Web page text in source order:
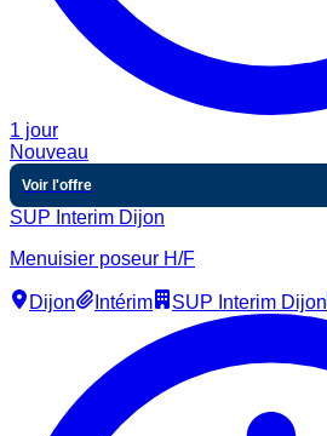
1 jour
Nouveau
Voir l'offre
SUP Interim Dijon
Menuisier poseur H/F
Dijon Intérim SUP Interim Dijon